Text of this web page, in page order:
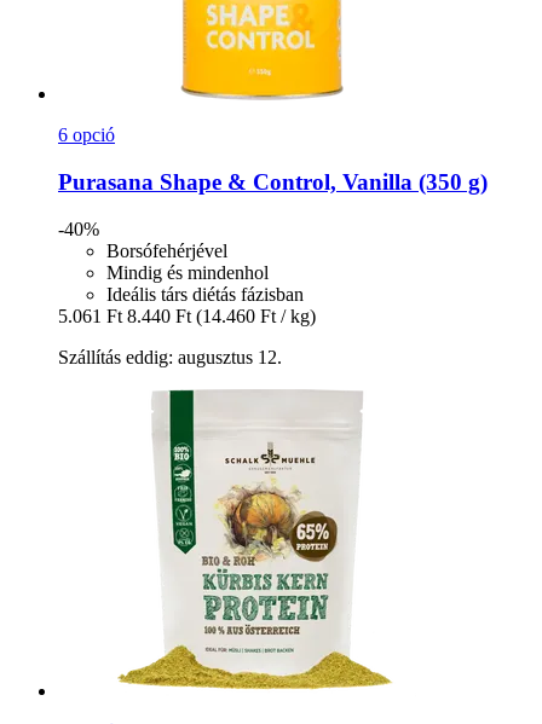
6 opció
Purasana Shape & Control, Vanilla (350 g)
-40%
Borsófehérjével
Mindig és mindenhol
Ideális társ diétás fázisban
5.061 Ft 8.440 Ft (14.460 Ft / kg)
Szállítás eddig: augusztus 12.